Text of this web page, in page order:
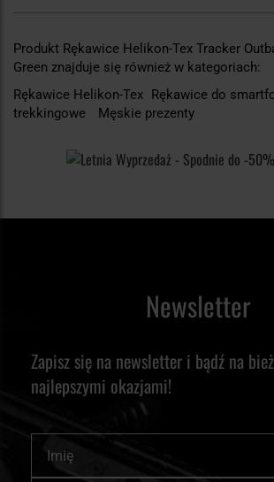
Produkt Rękawice Helikon-Tex Tracker
Green znajduje się również w kategoriach:
Rękawice Helikon-Tex Rękawice do
trekkingowe
Męskie prezenty
Newsletter
Zapisz się na newsletter i bądź na
najlepszymi okazjami!